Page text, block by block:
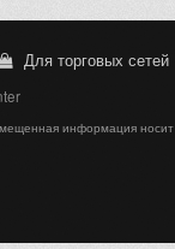
Для торговых сетей
информация носит